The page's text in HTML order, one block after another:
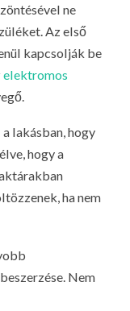
ne
Az első
kapcsolják be
elektromos
lakásban, hogy
hogy a
ha nem
Nem